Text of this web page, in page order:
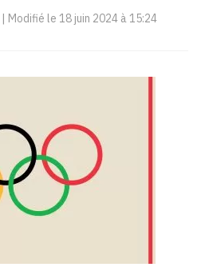
| Modifié le 18 juin 2024 à 15:24